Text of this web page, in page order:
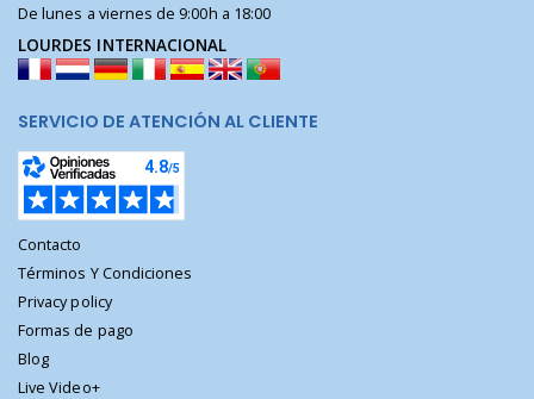
De lunes a viernes de 9:00h a 18:00
LOURDES INTERNACIONAL
SERVICIO DE ATENCIÓN AL CLIENTE
Contacto
Términos Y Condiciones
Privacy policy
Formas de pago
Blog
Live Video+